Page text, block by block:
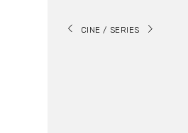
CINE / SERIES